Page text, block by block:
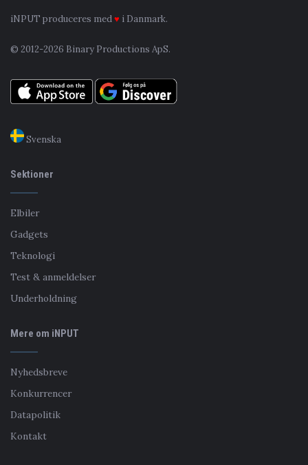
iNPUT produceres med♥ i Danmark.
© 2012-2026 Binary Productions ApS.
Svenska
Sektioner
Elbiler
Gadgets
Teknologi
Test & anmeldelser
Underholdning
Mere om iNPUT
Nyhedsbreve
Konkurrencer
Datapolitik
Kontakt